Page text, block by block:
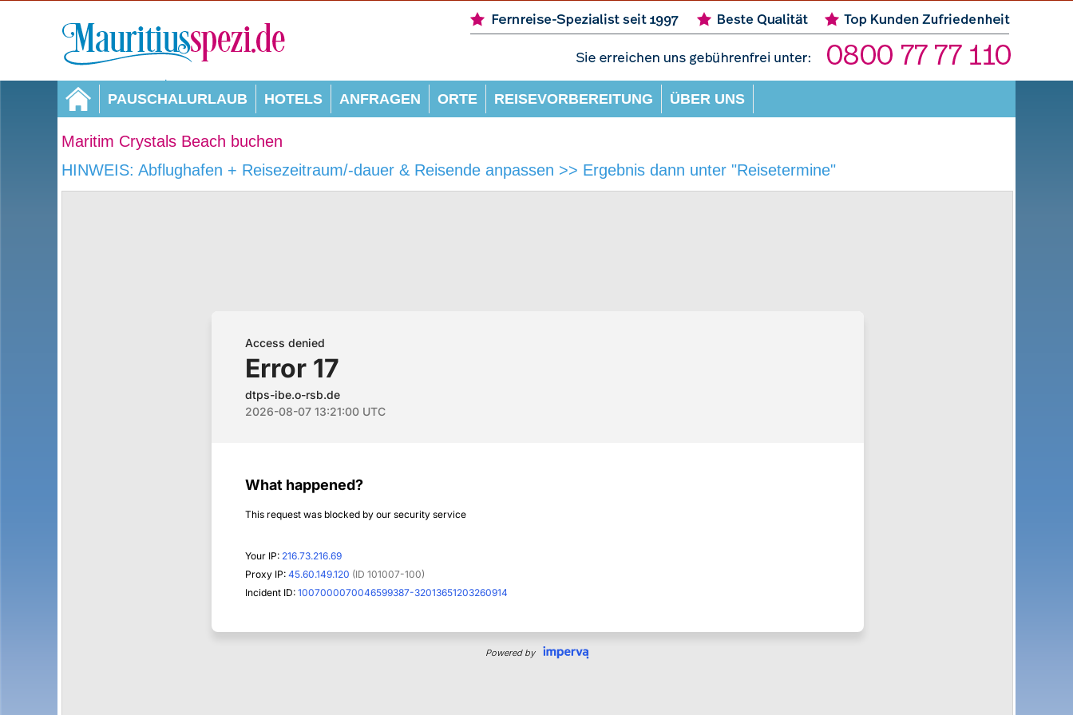
PAUSCHALURLAUB HOTELS ANFRAGEN ORTE REISEVORBEREITUNG ÜBER UNS
Maritim Crystals Beach buchen
HINWEIS: Abflughafen + Reisezeitraum/-dauer & Reisende anpassen >> Ergebnis dann unter "Reisetermine"